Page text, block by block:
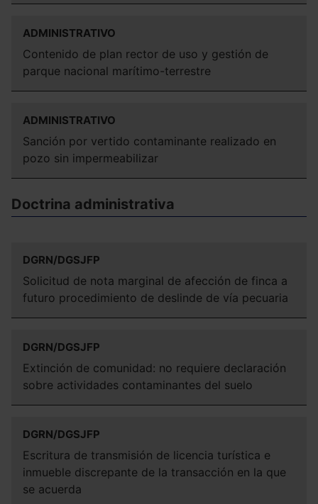
ADMINISTRATIVO
Contenido de plan rector de uso y gestión de
parque nacional marítimo-terrestre
ADMINISTRATIVO
Sanción por vertido contaminante realizado en
pozo sin impermeabilizar
Doctrina administrativa
DGRN/DGSJFP
Solicitud de nota marginal de afección de finca a
futuro procedimiento de deslinde de vía pecuaria
DGRN/DGSJFP
Extinción de comunidad: no requiere declaración
sobre actividades contaminantes del suelo
DGRN/DGSJFP
Escritura de transmisión de licencia turística e
inmueble discrepante de la transacción en la que
se acuerda